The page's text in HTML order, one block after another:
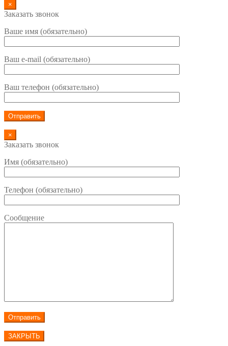
×
Заказать звонок
Ваше имя (обязательно)
Ваш e-mail (обязательно)
Ваш телефон (обязательно)
×
Заказать звонок
Имя (обязательно)
Телефон (обязательно)
Сообщение
ЗАКРЫТЬ